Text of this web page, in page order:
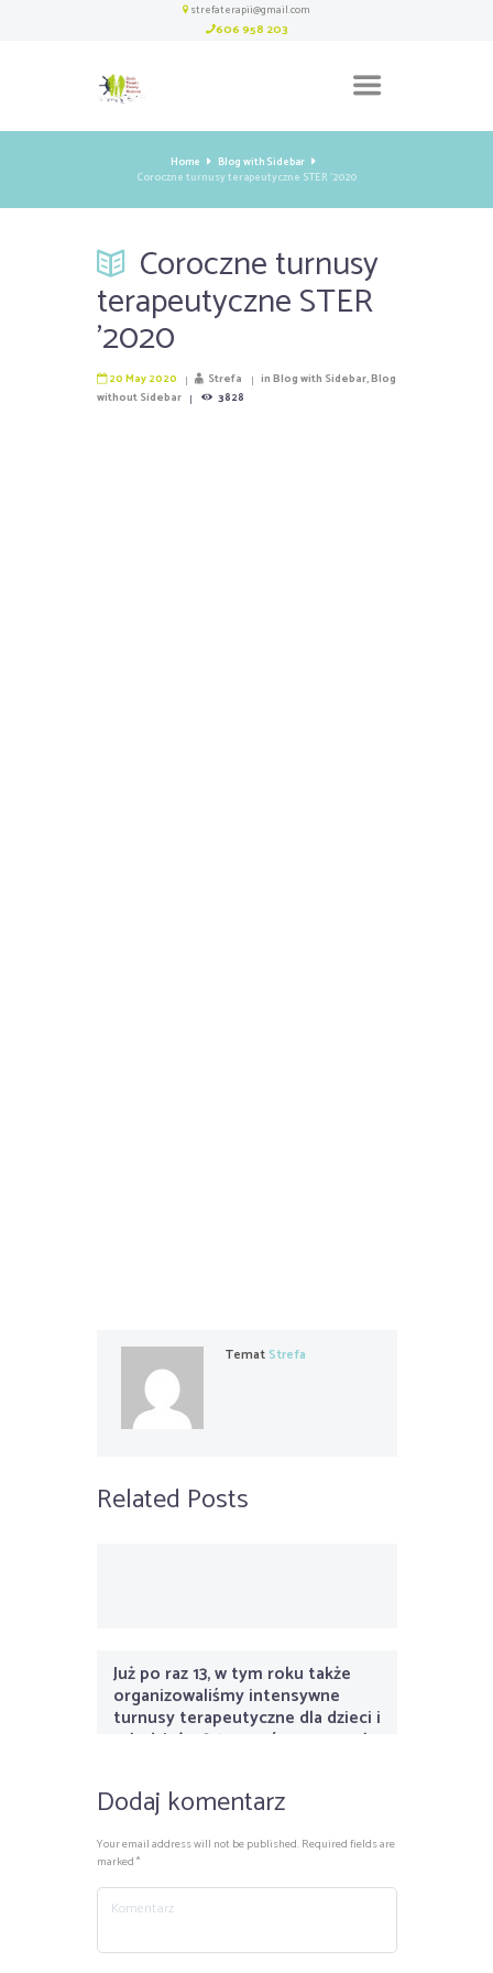
strefaterapii@gmail.com
606 958 203
Home
Blog with Sidebar
Coroczne turnusy terapeutyczne STER '2020
Coroczne turnusy
terapeutyczne STER
'2020
20 May 2020 Strefa inBlog with Sidebar,Blog
without Sidebar
3828
Temat Strefa
Related Posts
Już po raz 13, w tym roku także
organizowaliśmy intensywne
turnusy terapeutyczne dla dzieci i
młodzieży. 8 turnusów pracowało
w okresie lipca i sierpnia, kończąc
je przerwami wakacyjnymi.
Dodaj komentarz
Your email address will not be published. Required fields are
marked *